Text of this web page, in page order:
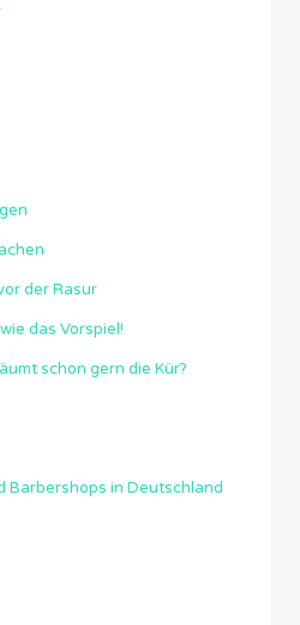
der Rasur
das Vorspiel!
schon gern die Kür?
Barbershops in Deutschland